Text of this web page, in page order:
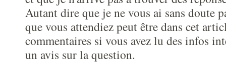
Autant dire que je ne vous ai sans doute
que vous attendiez peut être dans cet
commentaires si vous avez lu des infos
un avis sur la question.